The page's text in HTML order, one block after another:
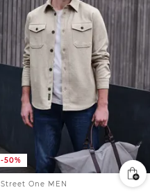
-50%
Street One MEN